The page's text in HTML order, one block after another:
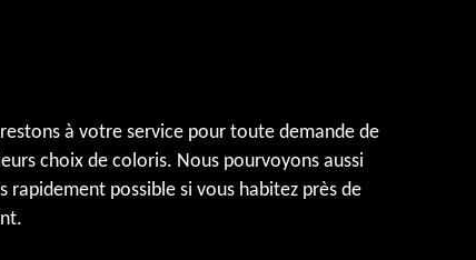
à votre service pour toute demande de
choix de coloris. Nous pourvoyons aussi
possible si vous habitez près de